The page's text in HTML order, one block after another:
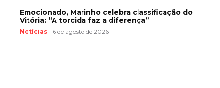
Emocionado, Marinho celebra classificação do
Vitória: “A torcida faz a diferença”
Notícias 6 de agosto de 2026